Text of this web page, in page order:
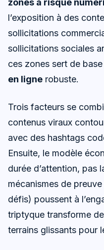
l’exposition à des
sollicitations
sollicitations sociales
ces zones sert de
en ligne robuste.
Trois facteurs se
contenus viraux
avec des hashtags
Ensuite, le modèle
durée d’attention, pas
mécanismes de
défis) poussent à
triptyque transforme
terrains glissants pour